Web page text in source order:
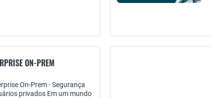
ON-PREM
On-Prem - Segurança
privados Em um mundo